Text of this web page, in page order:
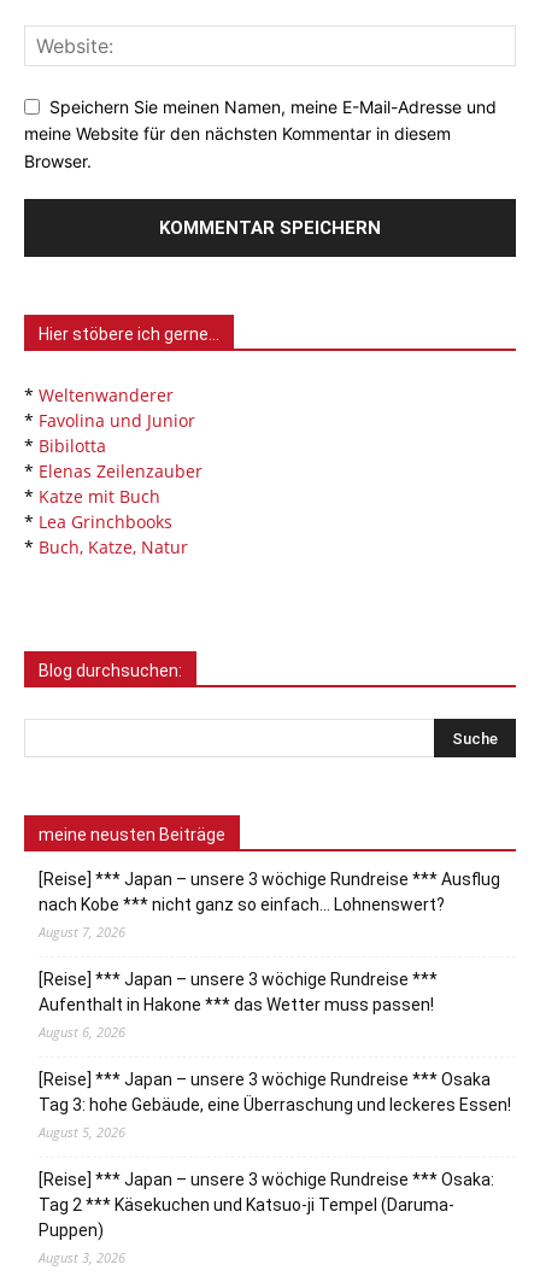
Speichern Sie meinen Namen, meine E-Mail-Adresse und
meine Website für den nächsten Kommentar in diesem
Browser.
Hier stöbere ich gerne…
* Weltenwanderer
* Favolina und Junior
* Bibilotta
* Elenas Zeilenzauber
* Katze mit Buch
* Lea Grinchbooks
* Buch, Katze, Natur
Blog durchsuchen:
meine neusten Beiträge
[Reise] *** Japan – unsere 3 wöchige Rundreise *** Ausflug
nach Kobe *** nicht ganz so einfach… Lohnenswert?
August 7, 2026
[Reise] *** Japan – unsere 3 wöchige Rundreise ***
Aufenthalt in Hakone *** das Wetter muss passen!
August 6, 2026
[Reise] *** Japan – unsere 3 wöchige Rundreise *** Osaka
Tag 3: hohe Gebäude, eine Überraschung und leckeres Essen!
August 5, 2026
[Reise] *** Japan – unsere 3 wöchige Rundreise *** Osaka:
Tag 2 *** Käsekuchen und Katsuo-ji Tempel (Daruma-
Puppen)
August 3, 2026